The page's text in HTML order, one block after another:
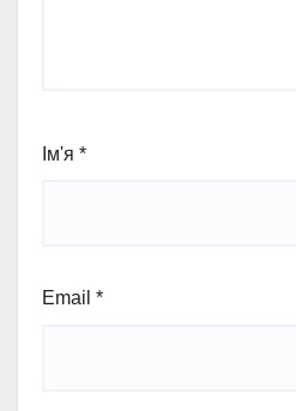
Ім'я *
Email *